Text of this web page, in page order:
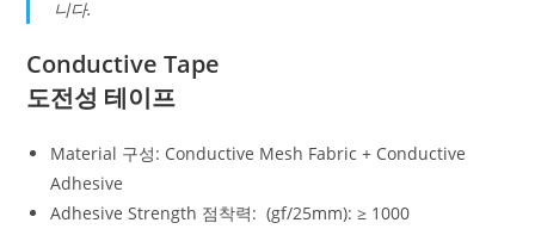
니다.
Conductive Tape
도전성 테이프
Material 구성: Conductive Mesh Fabric + Conductive
Adhesive
Adhesive Strength 점착력: (gf/25mm): ≥ 1000